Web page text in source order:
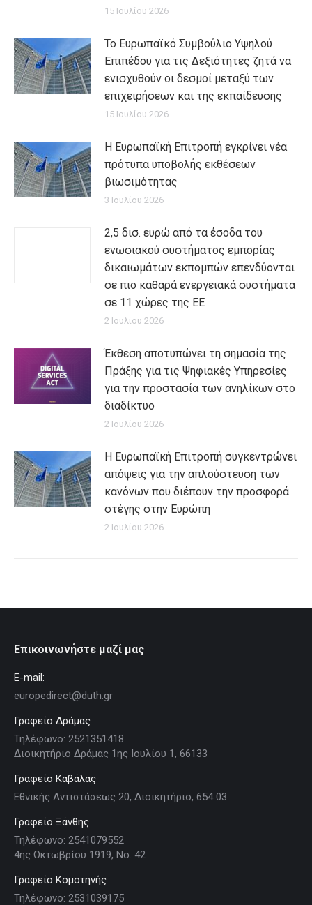
15 Ιουλίου 2026
Το Ευρωπαϊκό Συμβούλιο Υψηλού
Επιπέδου για τις Δεξιότητες ζητά να
ενισχυθούν οι δεσμοί μεταξύ των
επιχειρήσεων και της εκπαίδευσης
15 Ιουλίου 2026
Η Ευρωπαϊκή Επιτροπή εγκρίνει νέα
πρότυπα υποβολής εκθέσεων
βιωσιμότητας
3 Ιουλίου 2026
2,5 δισ. ευρώ από τα έσοδα του
ενωσιακού συστήματος εμπορίας
δικαιωμάτων εκπομπών επενδύονται
σε πιο καθαρά ενεργειακά συστήματα
σε 11 χώρες της ΕΕ
2 Ιουλίου 2026
Έκθεση αποτυπώνει τη σημασία της
Πράξης για τις Ψηφιακές Υπηρεσίες
για την προστασία των ανηλίκων στο
διαδίκτυο
2 Ιουλίου 2026
Η Ευρωπαϊκή Επιτροπή συγκεντρώνει
απόψεις για την απλούστευση των
κανόνων που διέπουν την προσφορά
στέγης στην Ευρώπη
2 Ιουλίου 2026
Επικοινωνήστε μαζί μας
E-mail:
europedirect@duth.gr
Γραφείο Δράμας
Τηλέφωνο: 2521351418
Διοικητήριο Δράμας 1ης Ιουλίου 1, 66133
Γραφείο Καβάλας
Εθνικής Αντιστάσεως 20, Διοικητήριο, 654 03
Γραφείο Ξάνθης
Τηλέφωνο: 2541079552
4ης Οκτωβρίου 1919, Νο. 42
Γραφείο Κομοτηνής
Τηλέφωνο: 2531039175